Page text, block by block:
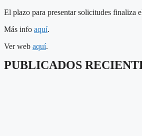
El plazo para presentar solicitudes finaliza
Más info aquí.
Ver web aquí.
PUBLICADOS